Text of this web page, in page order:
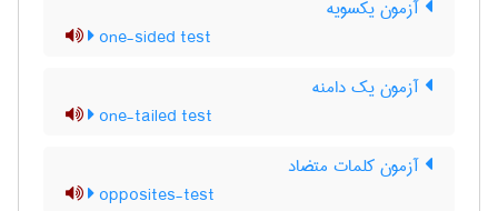
آزمون یکسویه
one-sided test
آزمون یک دامنه
one-tailed test
آزمون کلمات متضاد
opposites-test